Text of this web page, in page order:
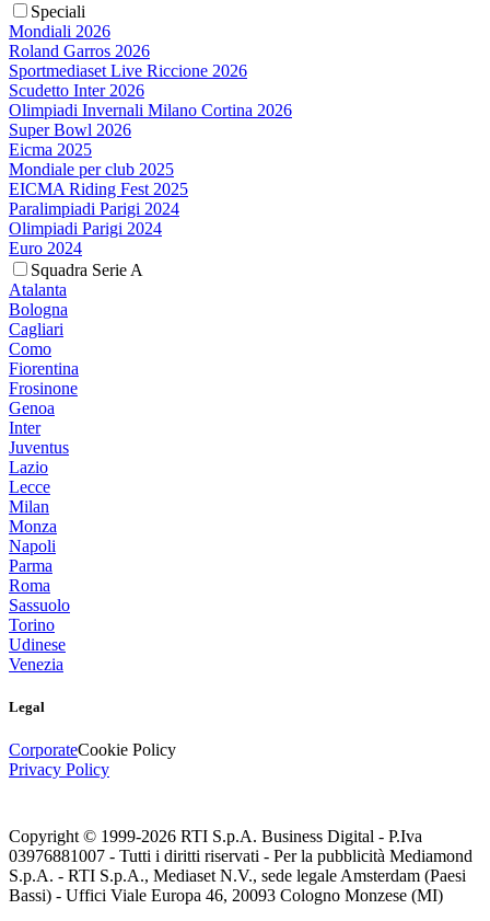
Speciali
Mondiali 2026
Roland Garros 2026
Sportmediaset Live Riccione 2026
Scudetto Inter 2026
Olimpiadi Invernali Milano Cortina 2026
Super Bowl 2026
Eicma 2025
Mondiale per club 2025
EICMA Riding Fest 2025
Paralimpiadi Parigi 2024
Olimpiadi Parigi 2024
Euro 2024
Squadra Serie A
Atalanta
Bologna
Cagliari
Como
Fiorentina
Frosinone
Genoa
Inter
Juventus
Lazio
Lecce
Milan
Monza
Napoli
Parma
Roma
Sassuolo
Torino
Udinese
Venezia
Legal
CorporateCookie Policy
Privacy Policy
Copyright © 1999-2026 RTI S.p.A. Business Digital - P.Iva
03976881007 - Tutti i diritti riservati - Per la pubblicità Mediamond
S.p.A. - RTI S.p.A., Mediaset N.V., sede legale Amsterdam (Paesi
Bassi) - Uffici Viale Europa 46, 20093 Cologno Monzese (MI)